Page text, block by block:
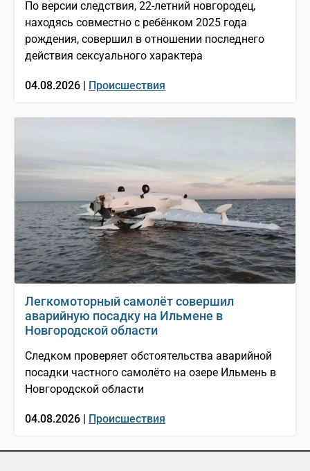
По версии следствия, 22-летний новгородец,
находясь совместно с ребёнком 2025 года
рождения, совершил в отношении последнего
действия сексуального характера
04.08.2026 | Происшествия
Легкомоторный самолёт совершил
аварийную посадку на Ильмене в
Новгородской области
Следком проверяет обстоятельства аварийной
посадки частного самолёто на озере Ильмень в
Новгородской области
04.08.2026 | Происшествия